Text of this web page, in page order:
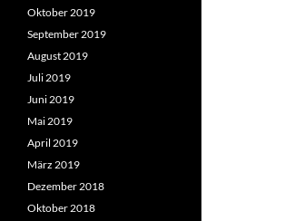
Oktober 2019
September 2019
August 2019
Juli 2019
Juni 2019
Mai 2019
April 2019
März 2019
Dezember 2018
Oktober 2018